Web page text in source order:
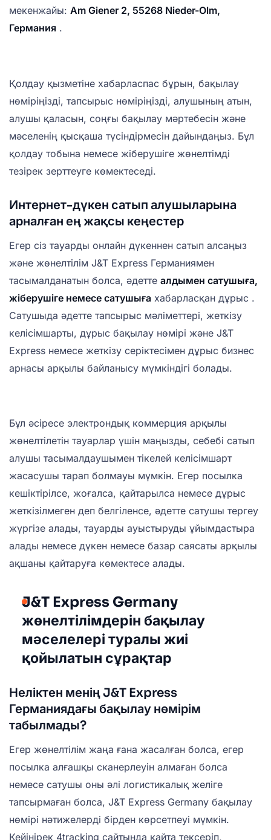
мекенжайы: Am Giener 2, 55268 Nieder-Olm,
Германия .
Қолдау қызметіне хабарласпас бұрын, бақылау
нөміріңізді, тапсырыс нөміріңізді, алушының атын,
алушы қаласын, соңғы бақылау мәртебесін және
мәселенің қысқаша түсіндірмесін дайындаңыз. Бұл
қолдау тобына немесе жіберушіге жөнелтімді
тезірек зерттеуге көмектеседі.
Интернет-дүкен сатып алушыларына
арналған ең жақсы кеңестер
Егер сіз тауарды онлайн дүкеннен сатып алсаңыз
және жөнелтілім J&T Express Германиямен
тасымалданатын болса, әдетте алдымен сатушыға,
жіберушіге немесе сатушыға хабарласқан дұрыс .
Сатушыда әдетте тапсырыс мәліметтері, жеткізу
келісімшарты, дұрыс бақылау нөмірі және J&T
Express немесе жеткізу серіктесімен дұрыс бизнес
арнасы арқылы байланысу мүмкіндігі болады.
Бұл әсіресе электрондық коммерция арқылы
жөнелтілетін тауарлар үшін маңызды, себебі сатып
алушы тасымалдаушымен тікелей келісімшарт
жасасушы тарап болмауы мүмкін. Егер посылка
кешіктірілсе, жоғалса, қайтарылса немесе дұрыс
жеткізілмеген деп белгіленсе, әдетте сатушы тергеу
жүргізе алады, тауарды ауыстыруды ұйымдастыра
алады немесе дүкен немесе базар саясаты арқылы
ақшаны қайтаруға көмектесе алады.
J&T Express Germany
жөнелтілімдерін бақылау
мәселелері туралы жиі
қойылатын сұрақтар
Неліктен менің J&T Express
Германиядағы бақылау нөмірім
табылмады?
Егер жөнелтілім жаңа ғана жасалған болса, егер
посылка алғашқы сканерлеуін алмаған болса
немесе сатушы оны әлі логистикалық желіге
тапсырмаған болса, J&T Express Germany бақылау
нөмірі нәтижелерді бірден көрсетпеуі мүмкін.
Кейінірек 4tracking сайтында қайта тексеріп,